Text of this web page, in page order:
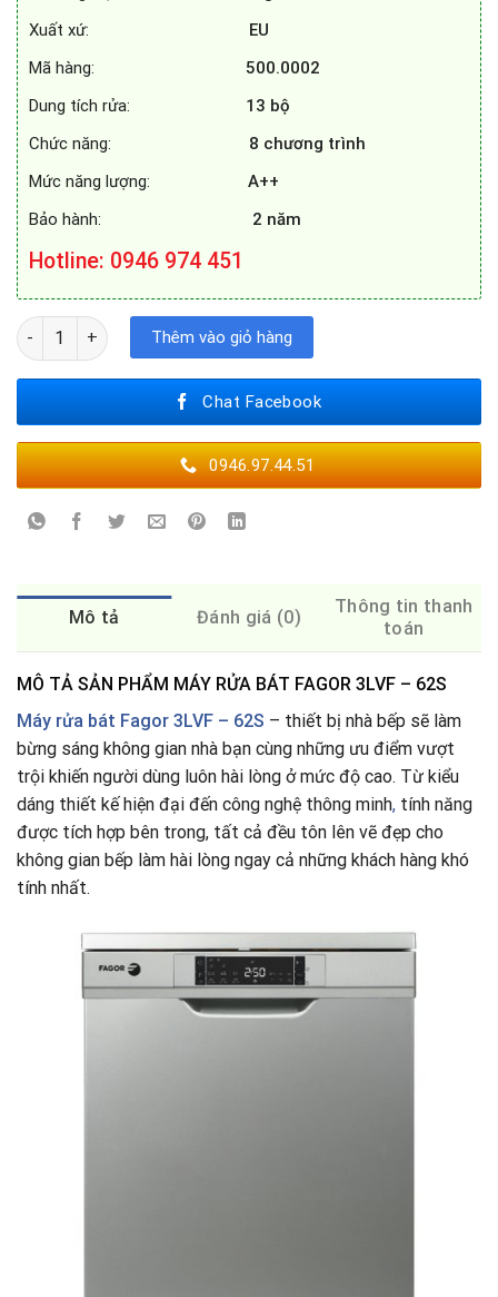
Xuất xứ:
EU
Mã hàng: 500.0002
Dung tích rửa: 13 bộ
Chức năng: 8 chương trình
Mức năng lượng:
A++
Bảo hành: 2 năm
Hotline: 0946 974 451
MÁY RỬA BÁT FAGOR 3LVF - 62S số lượng
Thêm vào giỏ hàng
Chat Facebook
0946.97.44.51
Mô tả Đánh giá (0)
Thông tin thanh
toán
MÔ TẢ SẢN PHẨM MÁY RỬA BÁT FAGOR 3LVF – 62S
Máy rửa bát Fagor 3LVF – 62S – thiết bị nhà bếp sẽ làm
bừng sáng không gian nhà bạn cùng những ưu điểm vượt
trội khiến người dùng luôn hài lòng ở mức độ cao. Từ kiểu
dáng thiết kế hiện đại đến công nghệ thông minh, tính năng
được tích hợp bên trong, tất cả đều tôn lên vẽ đẹp cho
không gian bếp làm hài lòng ngay cả những khách hàng khó
tính nhất.